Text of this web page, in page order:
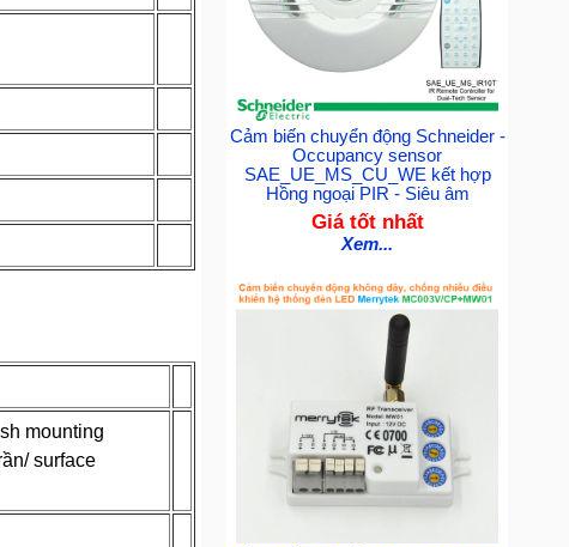
mounting
surface
Cảm biến chuyển động Schneider -
Occupancy sensor
SAE_UE_MS_CU_WE kết hợp
Hồng ngoại PIR - Siêu âm
Giá tốt nhất
Xem...